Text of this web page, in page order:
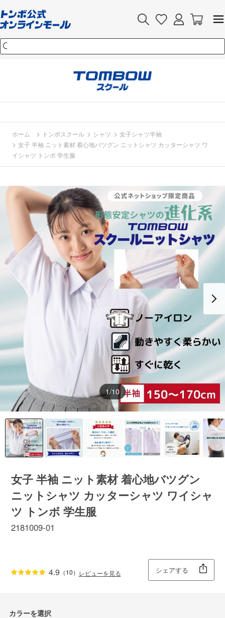
ホーム > トンボスクール > シャツ > 女子シャツ半袖
> 女子 半袖 ニット素材 着心地バツグン ニットシャツ カッターシャツ ワ
イシャツ トンボ 学生服
1/10
女子 半袖 ニット素材 着心地バツグン
ニットシャツ カッターシャツ ワイシャ
ツ トンボ 学生服
2181009-01
4.9 （10） レビューを見る シェアする
カラーを選択